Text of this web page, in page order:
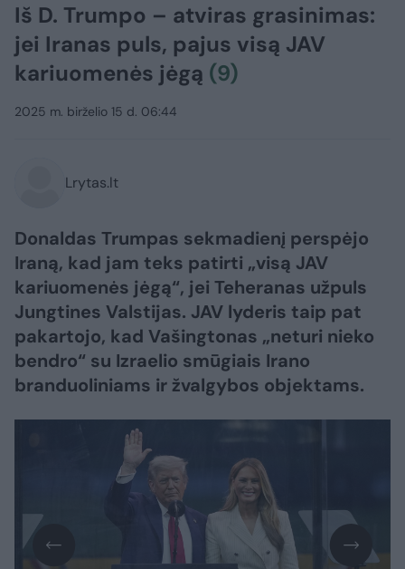
Iš D. Trumpo – atviras grasinimas:
jei Iranas puls, pajus visą JAV
kariuomenės jėgą (9)
2025 m. birželio 15 d. 06:44
Lrytas.lt
Donaldas Trumpas sekmadienį perspėjo
Iraną, kad jam teks patirti „visą JAV
kariuomenės jėgą“, jei Teheranas užpuls
Jungtines Valstijas. JAV lyderis taip pat
pakartojo, kad Vašingtonas „neturi nieko
bendro“ su Izraelio smūgiais Irano
branduoliniams ir žvalgybos objektams.